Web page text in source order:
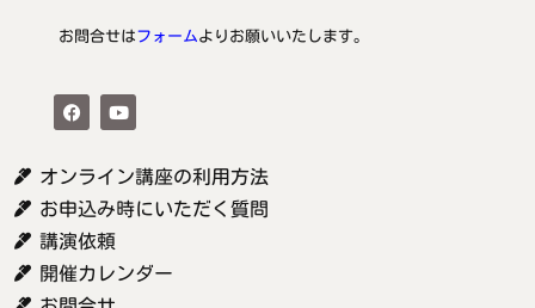
お問合せはフォームよりお願いいたします。
オンライン講座の利用方法
お申込み時にいただく質問
講演依頼
開催カレンダー